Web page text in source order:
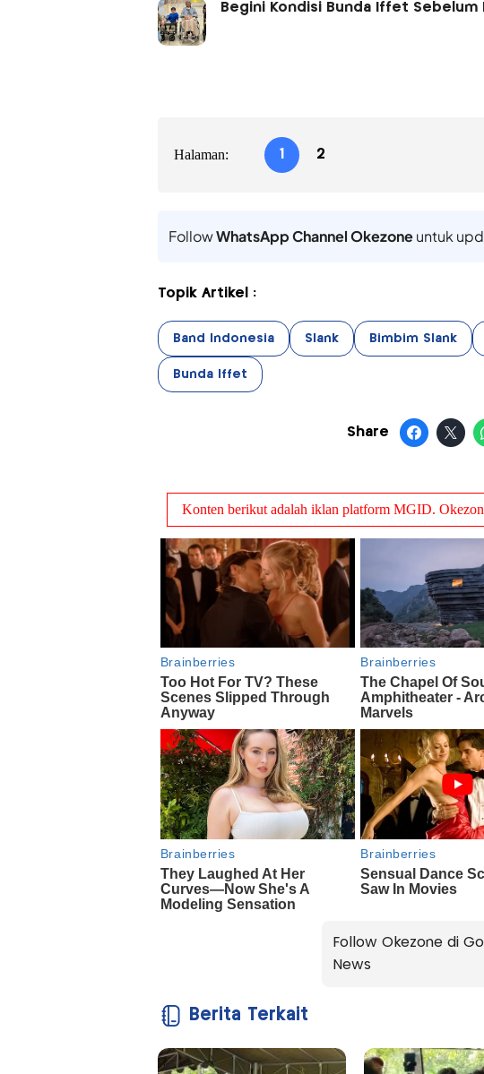
Begini Kondisi Bunda Iffet Sebelum
Halaman: 1 2
FollowWhatsApp Channel Okezoneuntuk
Topik Artikel :
Band Indonesia Slank Bimbim Slank
Bunda Iffet
Share
Follow Okezone di
News
Berita Terkait